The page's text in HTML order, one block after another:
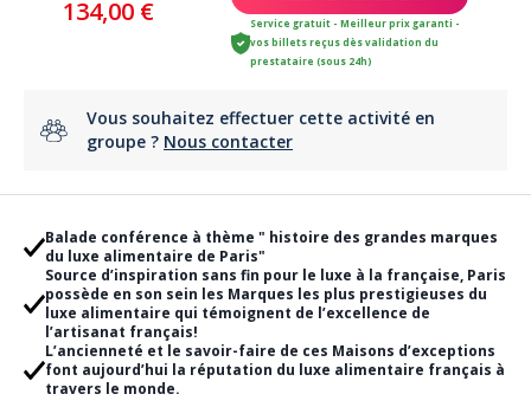
134,00 €
Service gratuit - Meilleur prix garanti -
vos billets reçus dès validation du
prestataire (sous 24h)
Vous souhaitez effectuer cette activité en
groupe ? Nous contacter
Balade conférence à thème " histoire des grandes marques
du luxe alimentaire de Paris"
Source d’inspiration sans fin pour le luxe à la française, Paris
possède en son sein les Marques les plus prestigieuses du
luxe alimentaire qui témoignent de l’excellence de
l’artisanat français!
L’ancienneté et le savoir-faire de ces Maisons d’exceptions
font aujourd’hui la réputation du luxe alimentaire français à
travers le monde.